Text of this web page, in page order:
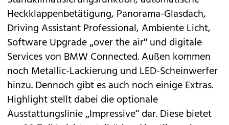
Heckklappenbetätigung, Panorama-Glasdach,
Driving Assistant Professional, Ambiente Licht,
Software Upgrade „over the air“ und digitale
Services von BMW Connected. Außen kommen
noch Metallic-Lackierung und LED-Scheinwerfer
hinzu. Dennoch gibt es auch noch einige Extras.
Highlight stellt dabei die optionale
Ausstattungslinie „Impressive“ dar. Diese bietet